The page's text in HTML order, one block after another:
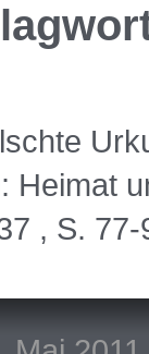
Heimat
, S.